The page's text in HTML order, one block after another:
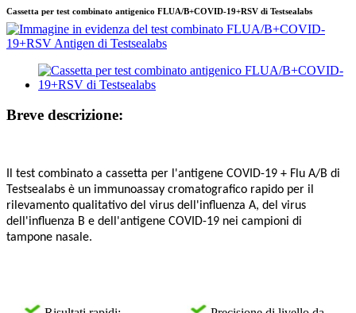
Cassetta per test combinato antigenico FLUA/B+COVID-19+RSV di Testsealabs
Breve descrizione:
Il test combinato a cassetta per l'antigene COVID-19 + Flu A/B di
Testsealabs è un immunoassay cromatografico rapido per il
rilevamento qualitativo del virus dell'influenza A, del virus
dell'influenza B e dell'antigene COVID-19 nei campioni di
tampone nasale.